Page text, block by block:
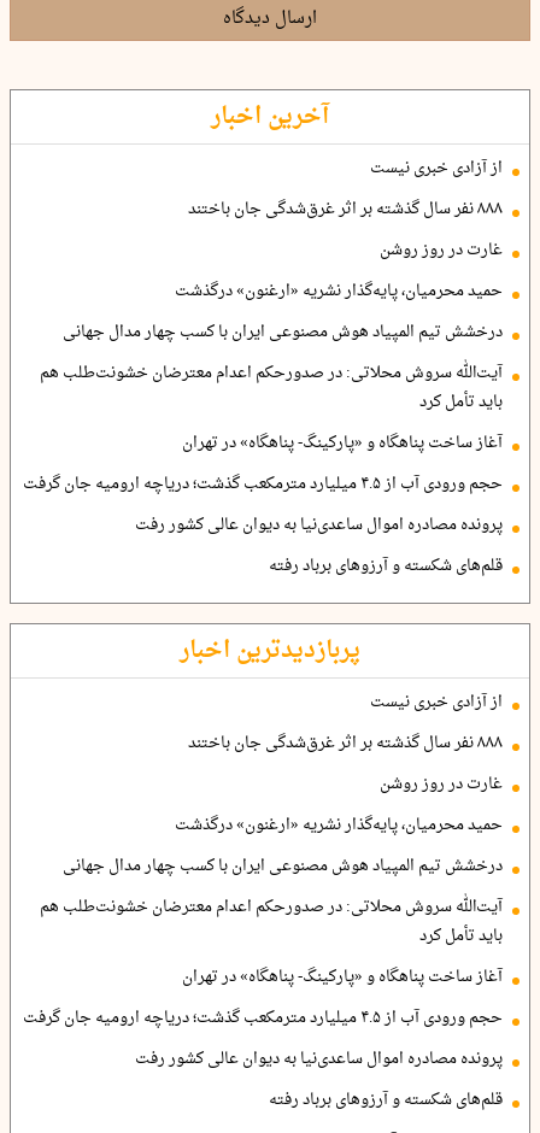
ارسال دیدگاه
آخرین اخبار
از آزادی خبری نیست
۸۸۸ نفر سال گذشته بر اثر غرق‌شدگی جان باختند
غارت در روز روشن
حمید محرمیان، پایه‌گذار نشریه «ارغنون» درگذشت
درخشش تیم المپیاد هوش مصنوعی ایران با کسب چهار مدال جهانی
آیت‌الله سروش محلاتی: در صدورحکم اعدام معترضان خشونت‌طلب هم
باید تأمل کرد
آغاز ساخت پناهگاه و «پارکینگ- پناهگاه» در تهران
حجم ورودی آب از ۴.۵ میلیارد مترمکعب گذشت؛ دریاچه ارومیه جان گرفت
پرونده مصادره اموال ساعدی‌نیا به دیوان عالی کشور رفت
قلم‌های شکسته و آرزوهای برباد رفته
پربازدیدترین اخبار
از آزادی خبری نیست
۸۸۸ نفر سال گذشته بر اثر غرق‌شدگی جان باختند
غارت در روز روشن
حمید محرمیان، پایه‌گذار نشریه «ارغنون» درگذشت
درخشش تیم المپیاد هوش مصنوعی ایران با کسب چهار مدال جهانی
آیت‌الله سروش محلاتی: در صدورحکم اعدام معترضان خشونت‌طلب هم
باید تأمل کرد
آغاز ساخت پناهگاه و «پارکینگ- پناهگاه» در تهران
حجم ورودی آب از ۴.۵ میلیارد مترمکعب گذشت؛ دریاچه ارومیه جان گرفت
پرونده مصادره اموال ساعدی‌نیا به دیوان عالی کشور رفت
قلم‌های شکسته و آرزوهای برباد رفته